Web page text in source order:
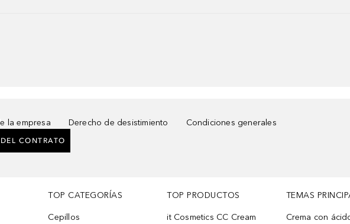
la empresa Derecho de desistimiento
Condiciones generales
CONTRATO
TOP CATEGORÍAS
Cepillos
TOP PRODUCTOS
it Cosmetics CC Cream
TEMAS
Crema con